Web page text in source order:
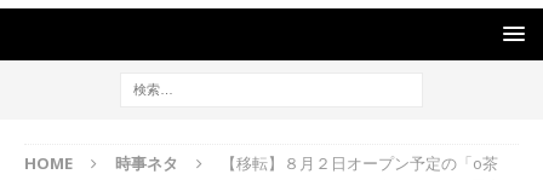
HOME 時事ネタ
【移転】８月２日オープン予定の「o茶